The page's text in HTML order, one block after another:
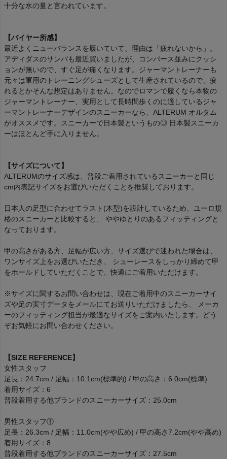
十分な水の量と言われています。
【バイヤー所感】
最近よくニューバランスを履いていて、理由は「疲れないから」。
アディダスのサンバも最近買いましたが、コンバース並みにクッシ
ョンが無いので、すぐ足が痛くなります。ジャーマントレーナーも
元々は軍用のトレーニングシューズとして生産されているので、疲
れるとかそんな想定はありません。なのでロマンで履くなら本物の
ジャーマントレーナー、実用として長時間歩くのに適しているジャ
ーマントレーナーデザインのスニーカーなら、ALTERUM オルタム
がオススメです。スニーカーで日本製というもの◎ 日本製スニーカ
ーはほとんど手に入りません。
【サイズについて】
ALTERUMのサイズ感は、普段ご着用されているスニーカーと同じ
cm内表記サイズをお選びいただくことを推奨しております。
日本人の足型に合わせてラスト(木型)を設計しているため、ユーロ規
格のスニーカーと比較すると、 ややゆとりのあるフィッティングと
なっております。
甲の高さがある方、足幅が広い方、サイズ選びで迷われた場合は、
ワンサイズ上をお選びいただき、 シューレースをしっかり締めて甲
をホールドしていただくことで、快適にご着用いただけます。
※サイズに関するお問い合わせは、現在ご着用中のスニーカーサイ
ズや足の実寸データをメールにてお送りいただけましたら、 メーカ
ーのフィッティング担当が最適なサイズをご案内いたします。どう
ぞお気軽にお問い合わせください。
【SIZE REFERENCE】
女性スタッフ
足長：24.7cm / 足幅：10.1cm(標準的) / 甲の高さ：6.0cm(標準)
着用サイズ：6
普段着用する他ブランドのスニーカーサイズ：25.0cm
男性スタッフ①
足長：26.3cm / 足幅：11.0cm(やや広め) / 甲の高さ7.2cm(やや高め)
着用サイズ：8
普段着用する他ブランドのスニーカーサイズ：27.5cm